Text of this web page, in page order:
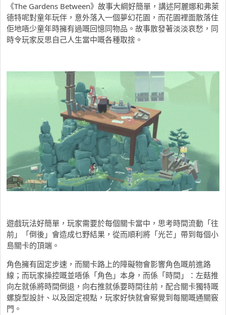
《The Gardens Between》故事大綱好簡單，講述阿麗娜和弗萊
德特呢對童年玩伴，意外落入一個夢幻花園，而花園裡面散落住
佢地唔少童年時擁有過嘅回憶同物品。故事散發著淡淡哀愁，同
時令玩家反思自己人生當中嘅各種取捨。
遊戲玩法好簡單，玩家需要於每個關卡當中，思考時間流動「往
前」「倒後」會造成乜野結果，從而順利將「光芒」帶到每個小
島關卡的頂端。
角色擁有固定步速，而關卡路上的障礙物會影響角色嘅前進路
線；而玩家操控嘅並唔係「角色」本身，而係「時間」：左菇推
向左就係將時間倒退，向右推就係要時間往前，配合關卡獨特嘅
螺旋型設計、以及固定視點，玩家好快就會察覺到每關嘅通關竅
門。